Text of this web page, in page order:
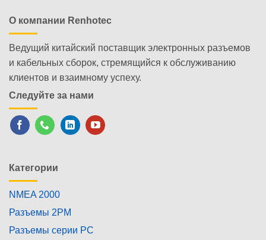
О компании Renhotec
Ведущий китайский поставщик электронных разъемов
и кабельных сборок, стремящийся к обслуживанию
клиентов и взаимному успеху.
Следуйте за нами
Категории
NMEA 2000
Разъемы 2PM
Разъемы серии PC